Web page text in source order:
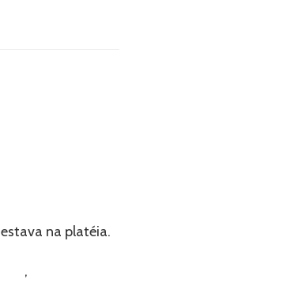
estava na platéia.
,